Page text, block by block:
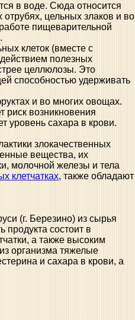
в воде. Сюда относится
цельных злаков и во
пищеварительной
клеток (вместе с
полезных
целлюлозы. Это
способностью удерживать
и во многих овощах.
риск возникновения
уровень сахара в крови.
злокачественных
вещества, их
молочной железы и тела
клетчатках, также обладают
(г. Березино) из сырья
продукта состоит в
а также высоким
организма тяжелые
и сахара в крови, а